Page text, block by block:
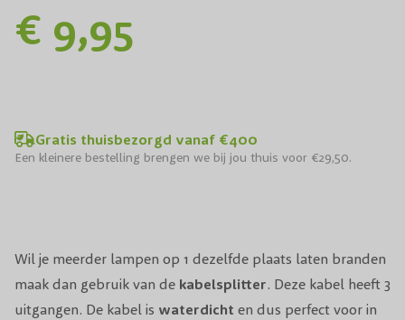
€ 9,95
Gratis thuisbezorgd vanaf €400
Een kleinere bestelling brengen we bij jou thuis voor €29,50.
Wil je meerder lampen op 1 dezelfde plaats laten branden
maak dan gebruik van de kabelsplitter. Deze kabel heeft 3
uitgangen. De kabel is waterdicht en dus perfect voor in